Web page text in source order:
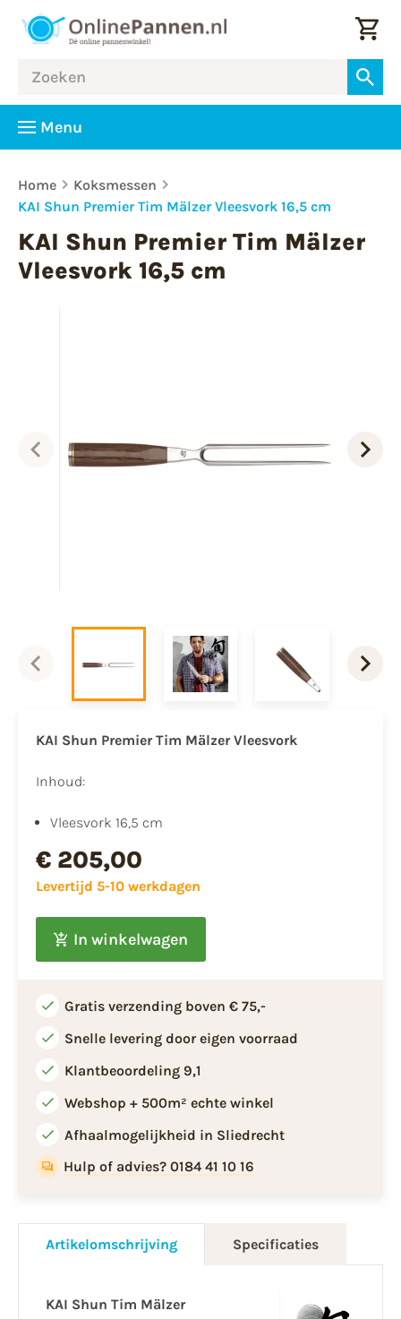
Menu
Home
Koksmessen
KAI Shun Premier Tim Mälzer Vleesvork 16,5 cm
KAI Shun Premier Tim Mälzer
Vleesvork 16,5 cm
KAI Shun Premier Tim Mälzer Vleesvork
Inhoud:
Vleesvork 16,5 cm
€ 205,00
Levertijd 5-10 werkdagen
In winkelwagen
Gratis verzending boven € 75,-
Snelle levering door eigen voorraad
Klantbeoordeling 9,1
Webshop + 500m² echte winkel
Afhaalmogelijkheid in Sliedrecht
Hulp of advies? 0184 41 10 16
Artikelomschrijving Specificaties
KAI Shun Tim Mälzer